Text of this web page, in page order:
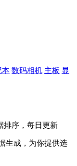
本 数码相机 主板 显
排序，每日更新
生成，为你提供选